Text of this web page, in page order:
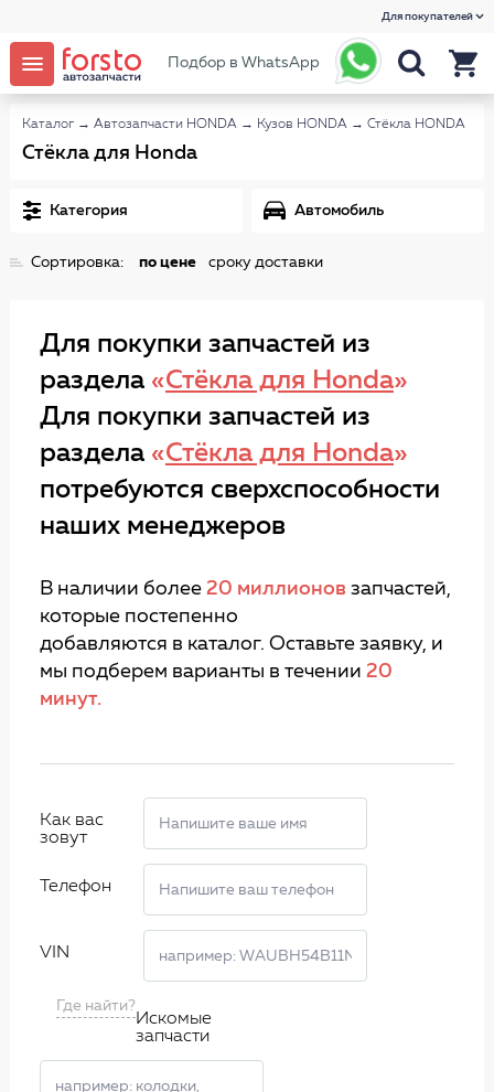
Для покупателей
Подбор в WhatsApp
Каталог → Автозапчасти HONDA → Кузов HONDA → Стёкла HONDA
Стёкла для Honda
Категория Автомобиль
Сортировка: по цене сроку доставки
Для покупки запчастей из
раздела «Стёкла для Honda»
Для покупки запчастей из
раздела «Стёкла для Honda»
потребуются сверхспособности
наших менеджеров
В наличии более 20 миллионов запчастей,
которые постепенно
добавляются в каталог. Оставьте заявку, и
мы подберем варианты в течении 20
минут.
Как вас
зовут
Телефон
VIN
Где найти?
Искомые
запчасти